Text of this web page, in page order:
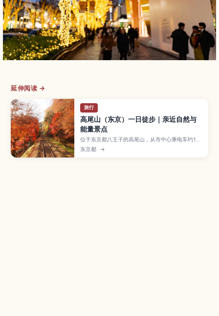
延伸阅读 →
旅行
高尾山（东京）一日徒步｜亲近自然与
能量景点
位于东京都八王子的高尾山，从市中心乘电车约1小
时即可到达，是人气一日徒步胜地。文章介绍多条
山路选择、缆车和吊椅、山腰寺院参拜、山顶远眺
东京都 →